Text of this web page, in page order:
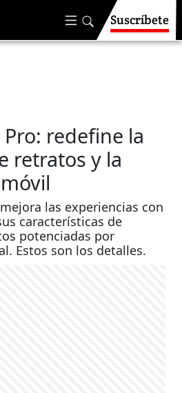
Suscríbete
Pro: redefine la
retratos y la
las experiencias con
características de
potenciadas por
Estos son los detalles.